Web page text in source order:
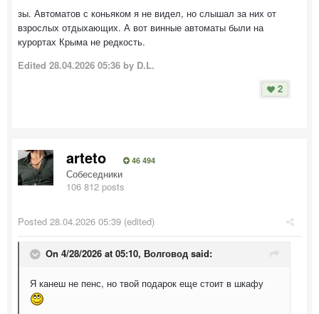
зы. Автоматов с коньяком я не видел, но слышал за них от
взрослых отдыхающих. А вот винные автоматы были на
курортах Крыма не редкость.
Edited 28.04.2026 05:36 by D.L.
2
arteto 46 494
Собеседники
106 812 posts
Posted 28.04.2026 05:39 (edited)
On 4/28/2026 at 05:10, Волговод said:
Я канеш не пенс, но твой подарок еще стоит в шкафу